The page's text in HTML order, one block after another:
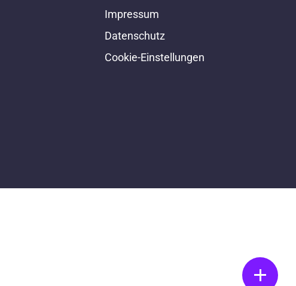
Impressum
Datenschutz
Cookie-Einstellungen